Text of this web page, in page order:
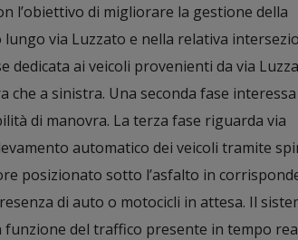
l’obiettivo di migliorare la gestione della
via Luzzato e nella relativa
ai veicoli provenienti da via
a sinistra. Una seconda fase interessa
di manovra. La terza fase riguarda via
automatico dei veicoli tramite
posizionato sotto l’asfalto in
di auto o motocicli in attesa. Il
del traffico presente in tempo